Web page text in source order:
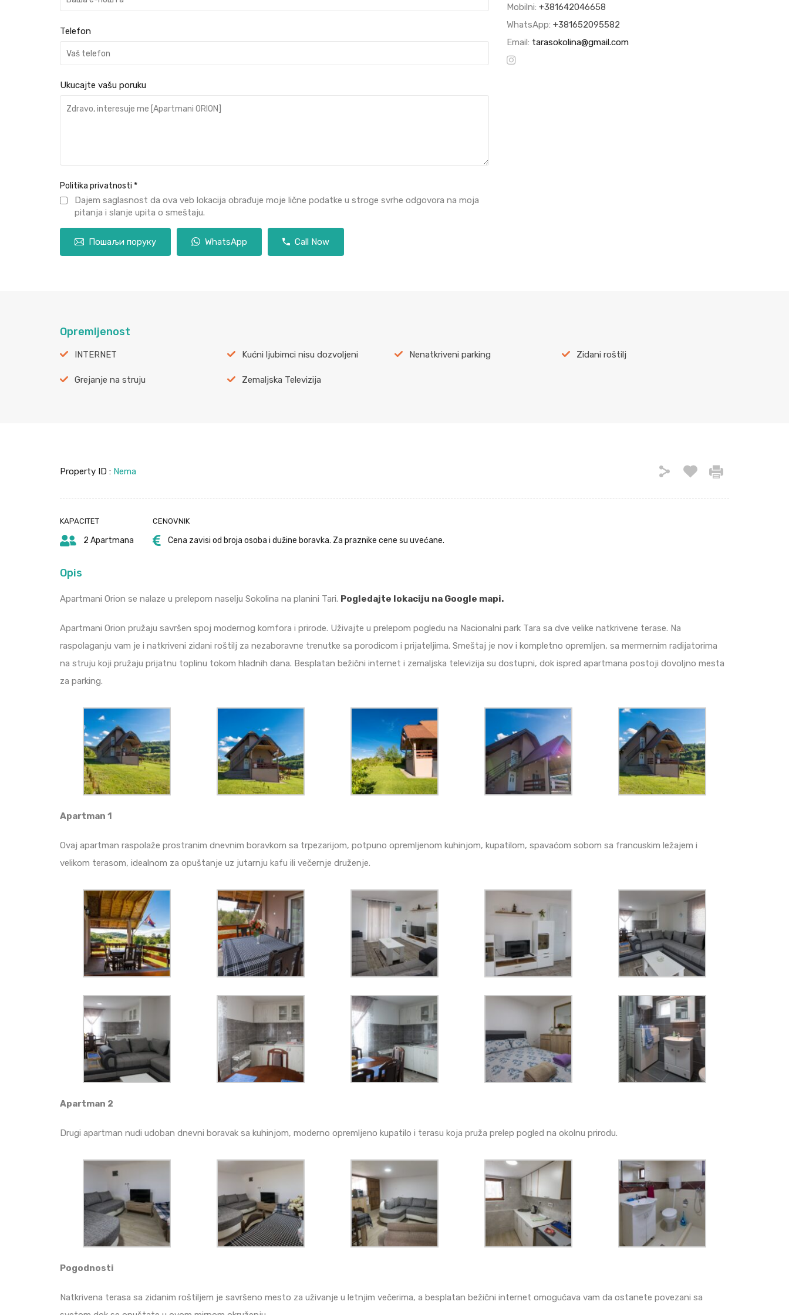
Mobilni: +381642046658
WhatsApp: +381652095582
Email: tarasokolina@gmail.com
Telefon
Ukucajte vašu poruku
Politika privatnosti *
Dajem saglasnost da ova veb lokacija obrađuje moje lične podatke u stroge svrhe odgovora na moja
pitanja i slanje upita o smeštaju.
Пошаљи поруку WhatsApp Call Now
Opremljenost
INTERNET Kućni ljubimci nisu dozvoljeni Nenatkriveni parking Zidani roštilj
Grejanje na struju Zemaljska Televizija
Property ID : Nema
KAPACITET
2 Apartmana
CENOVNIK
Cena zavisi od broja osoba i dužine boravka. Za praznike cene su uvećane.
Opis
Apartmani Orion se nalaze u prelepom naselju Sokolina na planini Tari. Pogledajte lokaciju na Google mapi.
Apartmani Orion pružaju savršen spoj modernog komfora i prirode. Uživajte u prelepom pogledu na Nacionalni park Tara sa dve velike natkrivene terase. Na
raspolaganju vam je i natkriveni zidani roštilj za nezaboravne trenutke sa porodicom i prijateljima. Smeštaj je nov i kompletno opremljen, sa mermernim radijatorima
na struju koji pružaju prijatnu toplinu tokom hladnih dana. Besplatan bežični internet i zemaljska televizija su dostupni, dok ispred apartmana postoji dovoljno mesta
za parking.
Apartman 1
Ovaj apartman raspolaže prostranim dnevnim boravkom sa trpezarijom, potpuno opremljenom kuhinjom, kupatilom, spavaćom sobom sa francuskim ležajem i
velikom terasom, idealnom za opuštanje uz jutarnju kafu ili večernje druženje.
Apartman 2
Drugi apartman nudi udoban dnevni boravak sa kuhinjom, moderno opremljeno kupatilo i terasu koja pruža prelep pogled na okolnu prirodu.
Pogodnosti
Natkrivena terasa sa zidanim roštiljem je savršeno mesto za uživanje u letnjim večerima, a besplatan bežični internet omogućava vam da ostanete povezani sa